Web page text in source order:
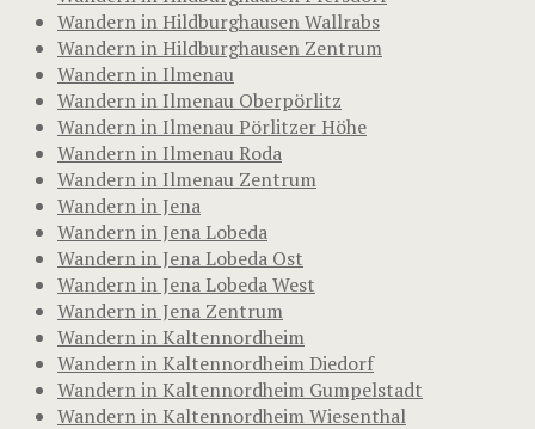
Wandern in Hildburghausen Wallrabs
Wandern in Hildburghausen Zentrum
Wandern in Ilmenau
Wandern in Ilmenau Oberpörlitz
Wandern in Ilmenau Pörlitzer Höhe
Wandern in Ilmenau Roda
Wandern in Ilmenau Zentrum
Wandern in Jena
Wandern in Jena Lobeda
Wandern in Jena Lobeda Ost
Wandern in Jena Lobeda West
Wandern in Jena Zentrum
Wandern in Kaltennordheim
Wandern in Kaltennordheim Diedorf
Wandern in Kaltennordheim Gumpelstadt
Wandern in Kaltennordheim Wiesenthal